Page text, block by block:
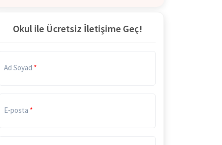
Okul ile Ücretsiz İletişime Geç!
Ad Soyad
E-posta